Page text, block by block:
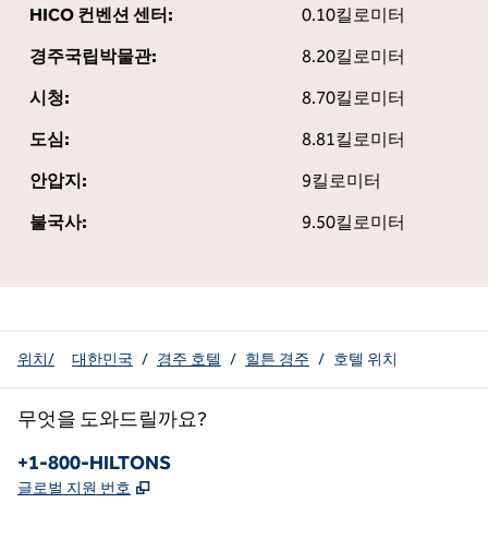
HICO 컨벤션 센터:
0.10킬로미터
경주국립박물관:
8.20킬로미터
시청:
8.70킬로미터
도심:
8.81킬로미터
안압지:
9킬로미터
불국사:
9.50킬로미터
위치/ 대한민국 / 경주 호텔 / 힐튼 경주 / 호텔 위치
무엇을 도와드릴까요?
전화:
+1-800-HILTONS
글로벌 지원 번호 ,